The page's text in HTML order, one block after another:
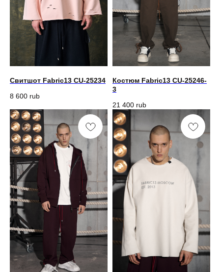
Свитшот Fabric13 CU-25234
8 600 rub
Костюм Fabric13 CU-25246-
3
21 400 rub